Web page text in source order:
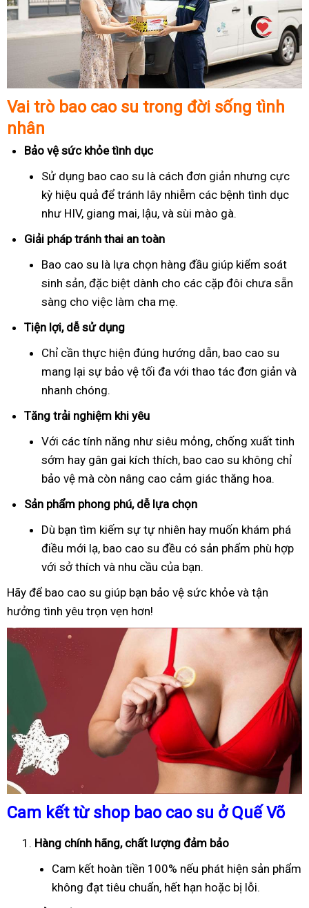
Vai trò bao cao su trong đời sống tình
nhân
Bảo vệ sức khỏe tình dục
Sử dụng bao cao su là cách đơn giản nhưng cực
kỳ hiệu quả để tránh lây nhiễm các bệnh tình dục
như HIV, giang mai, lậu, và sùi mào gà.
Giải pháp tránh thai an toàn
Bao cao su là lựa chọn hàng đầu giúp kiểm soát
sinh sản, đặc biệt dành cho các cặp đôi chưa sẵn
sàng cho việc làm cha mẹ.
Tiện lợi, dễ sử dụng
Chỉ cần thực hiện đúng hướng dẫn, bao cao su
mang lại sự bảo vệ tối đa với thao tác đơn giản và
nhanh chóng.
Tăng trải nghiệm khi yêu
Với các tính năng như siêu mỏng, chống xuất tinh
sớm hay gân gai kích thích, bao cao su không chỉ
bảo vệ mà còn nâng cao cảm giác thăng hoa.
Sản phẩm phong phú, dễ lựa chọn
Dù bạn tìm kiếm sự tự nhiên hay muốn khám phá
điều mới lạ, bao cao su đều có sản phẩm phù hợp
với sở thích và nhu cầu của bạn.
Hãy để bao cao su giúp bạn bảo vệ sức khỏe và tận
hưởng tình yêu trọn vẹn hơn!
Cam kết từ shop bao cao su ở Quế Võ
Hàng chính hãng, chất lượng đảm bảo
Cam kết hoàn tiền 100% nếu phát hiện sản phẩm
không đạt tiêu chuẩn, hết hạn hoặc bị lỗi.